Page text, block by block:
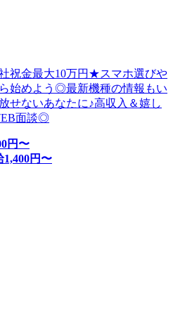
祝金最大10万円★スマホ選びや
始めよう◎最新機種の情報もい
せないあなたに♪高収入＆嬉し
面談◎
円〜
1,400円〜